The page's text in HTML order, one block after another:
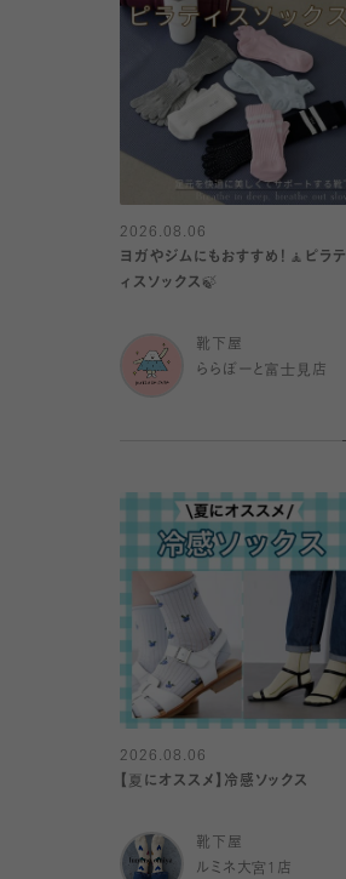
2026.08.06
ヨガやジムにもおすすめ！🧘ピラテ
ィスソックス🍃
靴下屋
ららぽーと富士見店
2026.08.06
【夏にオススメ】冷感ソックス
靴下屋
ルミネ大宮1店